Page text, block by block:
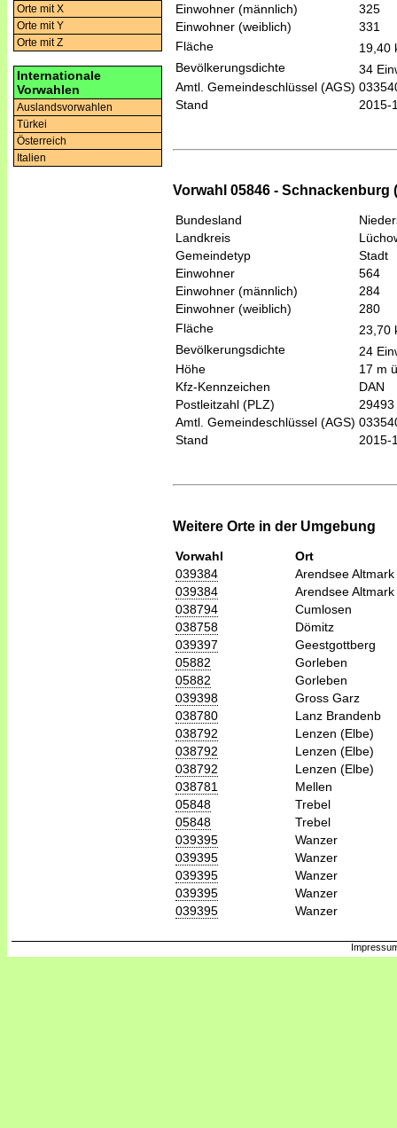
Orte mit X
Orte mit Y
Orte mit Z
Internationale
Vorwahlen
Auslandsvorwahlen
Türkei
Österreich
Italien
Einwohner (männlich)
325
Einwohner (weiblich)
331
Fläche
19,40
Bevölkerungsdichte
34
Amtl. Gemeindeschlüssel (AGS)
Stand
2015-
Vorwahl 05846 - Schnackenburg
Bundesland
Landkreis
Gemeindetyp
Stadt
Einwohner
564
Einwohner (männlich)
284
Einwohner (weiblich)
280
Fläche
23,70
Bevölkerungsdichte
24
Höhe
17 m
Kfz-Kennzeichen
DAN
Postleitzahl (PLZ)
29493
Amtl. Gemeindeschlüssel (AGS)
Stand
2015-
Weitere Orte in der Umgebung
Vorwahl
Ort
039384
Arendsee Altmark
039384
Arendsee Altmark
038794
Cumlosen
038758
Dömitz
039397
Geestgottberg
05882
Gorleben
05882
Gorleben
039398
Gross Garz
038780
Lanz Brandenb
038792
Lenzen (Elbe)
038792
Lenzen (Elbe)
038792
Lenzen (Elbe)
038781
Mellen
05848
Trebel
05848
Trebel
039395
Wanzer
039395
Wanzer
039395
Wanzer
039395
Wanzer
039395
Wanzer